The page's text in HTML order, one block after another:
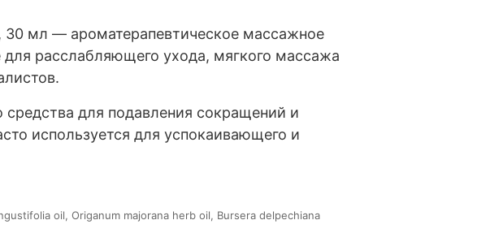
мл — ароматерапевтическое массажное
расслабляющего ухода, мягкого массажа
для подавления сокращений и
используется для успокаивающего и
oil, Origanum majorana herb oil, Bursera delpechiana